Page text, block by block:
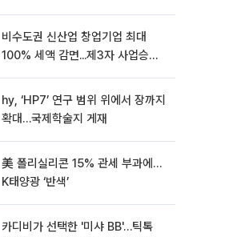
비수도권 신산업 창업기업 최대
100% 세액 감면...제3자 사업승계
hy, ‘HP7’ 연구 범위 위에서 장까지
확대…국제학술지 게재
美 폴리실리콘 15% 관세 부과에…
K태양광 ‘반색’
카디비가 선택한 '미샤 BB'…틱톡